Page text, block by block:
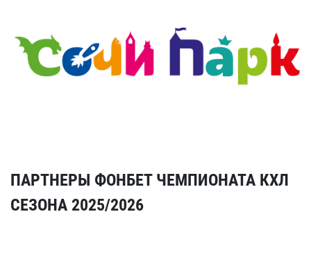
ПАРТНЕРЫ ФОНБЕТ ЧЕМПИОНАТА КХЛ
СЕЗОНА 2025/2026